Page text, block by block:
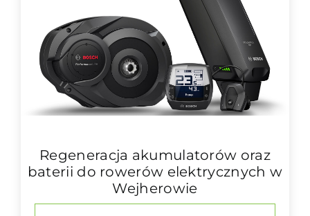
Regeneracja akumulatorów oraz
baterii do rowerów elektrycznych w
Wejherowie